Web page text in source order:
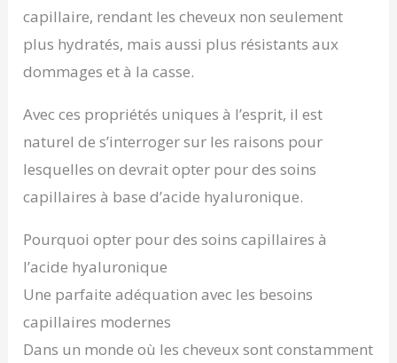
capillaire, rendant les cheveux non seulement
plus hydratés, mais aussi plus résistants aux
dommages et à la casse.
Avec ces propriétés uniques à l’esprit, il est
naturel de s’interroger sur les raisons pour
lesquelles on devrait opter pour des soins
capillaires à base d’acide hyaluronique.
Pourquoi opter pour des soins capillaires à
l’acide hyaluronique
Une parfaite adéquation avec les besoins
capillaires modernes
Dans un monde où les cheveux sont constamment